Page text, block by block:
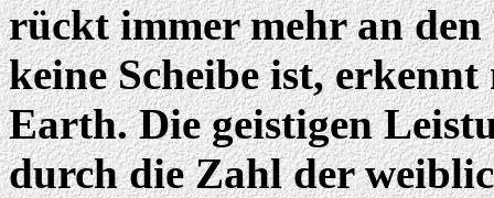
rückt immer mehr an den
keine Scheibe ist, erkennt
Earth. Die geistigen
durch die Zahl der